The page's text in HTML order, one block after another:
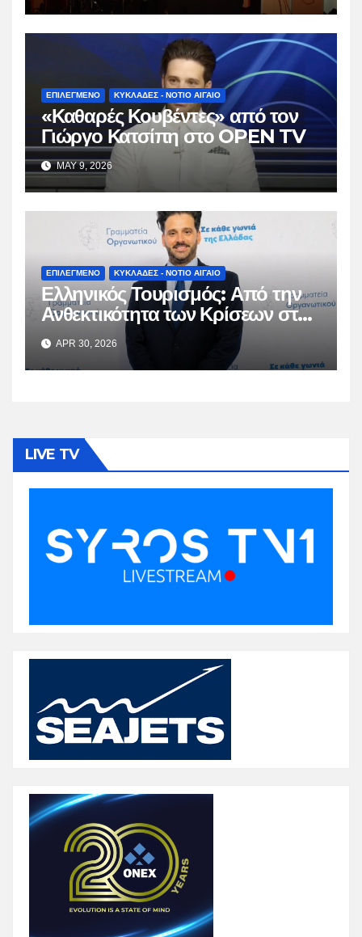
ΕΠΙΛΕΓΜΕΝΟ ΚΥΚΛΑΔΕΣ - ΝΟΤΙΟ ΑΙΓΑΙΟ
«Καθαρές Κουβέντες» από τον
Γιώργο Κατσίπη στο OPEN TV
MAY 9, 2026
ΕΠΙΛΕΓΜΕΝΟ ΚΥΚΛΑΔΕΣ - ΝΟΤΙΟ ΑΙΓΑΙΟ
Ελληνικός Τουρισμός: Από την
Ανθεκτικότητα των Κρίσεων στη
Βιώσιμη Ωρίμαση
APR 30, 2026
LIVE TV